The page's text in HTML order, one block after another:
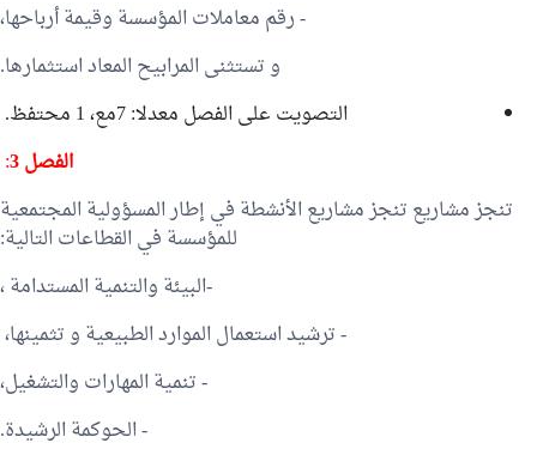
- رقم معاملات المؤسسة وقيمة أرباحها،
و تستثنى المرابيح المعاد استثمارها.
التصويت على الفصل معدلا: 7مع، 1 محتفظ.
الفصل 3 :
تنجز مشاريع تنجز مشاريع الأنشطة في إطار المسؤولية المجتمعية
للمؤسسة في القطاعات التالية:
-البيئة والتنمية المستدامة ،
- ترشيد استعمال الموارد الطبيعية و تثمينها،
- تنمية المهارات والتشغيل،
- الحوكمة الرشيدة.